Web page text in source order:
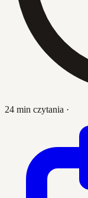
24 min czytania ·